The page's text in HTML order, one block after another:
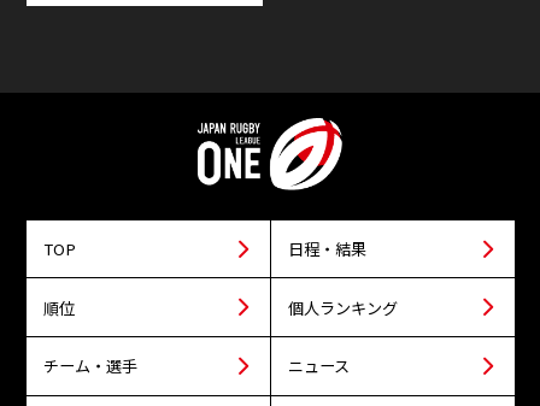
TOP 日程・結果
順位 個人ランキング
チーム・選手 ニュース